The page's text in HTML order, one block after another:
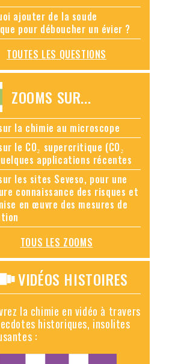
ajouter de la soude
pour déboucher un évier ?
TOUTES LES QUESTIONS
ZOOMS SUR...
la chimie au microscope
le CO₂ supercritique (CO₂
applications récentes
les sites Seveso, pour une
connaissance des risques et
en œuvre des mesures de
TOUS LES ZOOMS
VIDÉOS HISTOIRES
la chimie en vidéo à travers
historiques, insolites
: